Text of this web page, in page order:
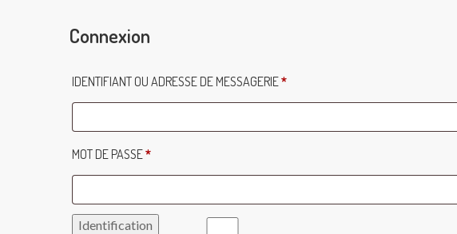
Connexion
IDENTIFIANT OU ADRESSE DE MESSAGERIE*OBLIGATOIRE
MOT DE PASSE*OBLIGATOIRE
ALTERNATIVE:
Identification